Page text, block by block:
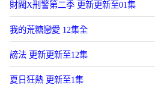
財閥X刑警第二季 更新更新至01集
我的荒糖戀愛 12集全
謗法 更新更新至12集
夏日狂熱 更新至1集